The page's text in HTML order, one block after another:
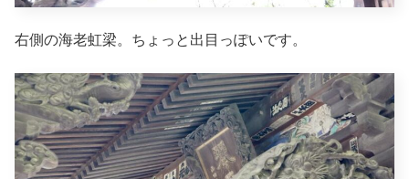
右側の海老虹梁。ちょっと出目っぽいです。